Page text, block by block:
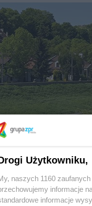
Użytkowniku,
naszych 1160
informacje
informacje